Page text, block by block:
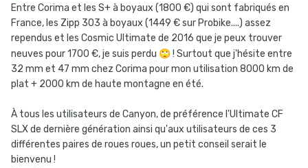
Entre Corima et les S+ à boyaux (1800 €) qui sont fabriqués en
France, les Zipp 303 à boyaux (1449 € sur Probike....) assez
rependus et les Cosmic Ultimate de 2016 que je peux trouver
neuves pour 1700 €, je suis perdu 🙄! Surtout que j'hésite entre
32 mm et 47 mm chez Corima pour mon utilisation 8000 km de
plat + 2000 km de haute montagne en été.
À tous les utilisateurs de Canyon, de préférence l'Ultimate CF
SLX de dernière génération ainsi qu'aux utilisateurs de ces 3
différentes paires de roues roues, un petit conseil serait le
bienvenu !